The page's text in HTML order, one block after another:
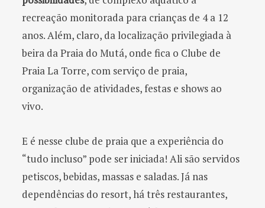
recreação monitorada para crianças de 4 a 12
anos. Além, claro, da localização privilegiada à
beira da Praia do Mutá, onde fica o Clube de
Praia La Torre, com serviço de praia,
organização de atividades, festas e shows ao
vivo.
E é nesse clube de praia que a experiência do
“tudo incluso” pode ser iniciada! Ali são servidos
petiscos, bebidas, massas e saladas. Já nas
dependências do resort, há três restaurantes,